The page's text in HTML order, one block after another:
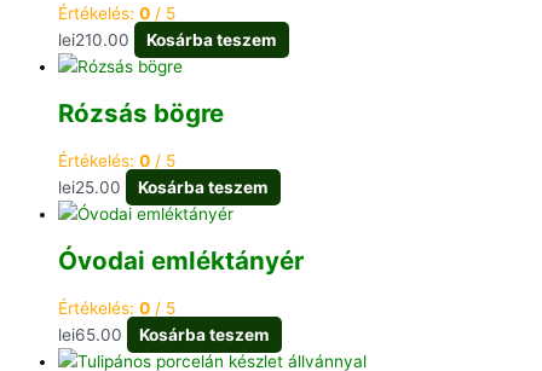
Értékelés: 0 / 5
lei210.00 Kosárba teszem
Rózsás bögre
Értékelés: 0 / 5
lei25.00 Kosárba teszem
Óvodai emléktányér
Értékelés: 0 / 5
lei65.00 Kosárba teszem